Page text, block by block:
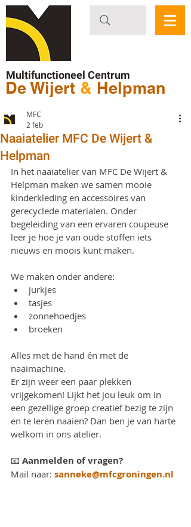
Multifunctioneel Centrum
De Wijert & Helpman
Naaiatelier MFC De Wijert &
Helpman
MFC
2 feb
In het naaiatelier van MFC De Wijert &
Helpman maken we samen mooie
kinderkleding en accessoires van
gerecyclede materialen. Onder
begeleiding van een ervaren coupeuse
leer je hoe je van oude stoffen iets
nieuws en moois kunt maken.
We maken onder andere:
jurkjes
tasjes
zonnehoedjes
broeken
Alles met de hand én met de
naaimachine.
Er zijn weer een paar plekken
vrijgekomen! Lijkt het jou leuk om in
een gezellige groep creatief bezig te zijn
en te leren naaien? Dan ben je van harte
welkom in ons atelier.
📧 Aanmelden of vragen?
Mail naar: sanneke@mfcgroningen.nl